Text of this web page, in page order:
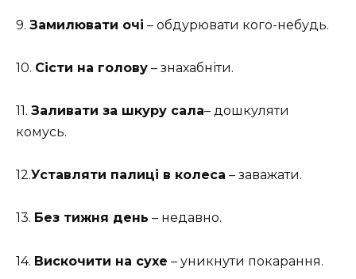
9. Замилювати очі – обдурювати кого-небудь.
10. Сісти на голову – знахабніти.
11. Заливати за шкуру сала– дошкуляти
комусь.
12.Уставляти палиці в колеса – заважати.
13. Без тижня день – недавно.
14. Вискочити на сухе – уникнути покарання.